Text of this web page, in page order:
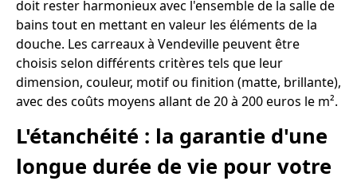
doit rester harmonieux avec l'ensemble de la salle de
bains tout en mettant en valeur les éléments de la
douche. Les carreaux à Vendeville peuvent être
choisis selon différents critères tels que leur
dimension, couleur, motif ou finition (matte, brillante),
avec des coûts moyens allant de 20 à 200 euros le m².
L'étanchéité : la garantie d'une
longue durée de vie pour votre